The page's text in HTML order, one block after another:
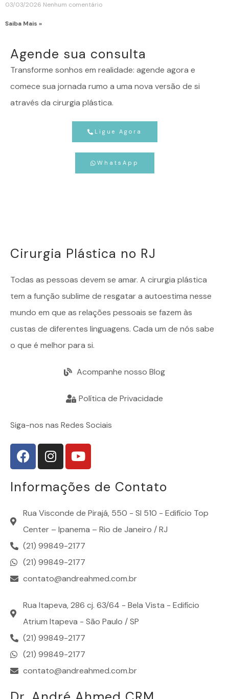
03/03/2026 Nenhum comentário
Saiba Mais »
Agende sua consulta
Transforme sonhos em realidade: agende agora e
comece sua jornada rumo a uma nova versão de si
através da cirurgia plástica.
Ligue Agora
WhatsApp
Cirurgia Plástica no RJ
Todas as pessoas devem se amar. A cirurgia plástica
tem a função sublime de resgatar a autoestima nesse
mundo em que as relações pessoais se fazem às
custas de diferentes linguagens. Cada um de nós sabe
o que é melhor para si.
Acompanhe nosso Blog
Política de Privacidade
Siga-nos nas Redes Sociais
Informações de Contato
Rua Visconde de Pirajá, 550 - Sl 510 - Edifício Top
Center – Ipanema – Rio de Janeiro / RJ
(21) 99849-2177
(21) 99849-2177
contato@andreahmed.com.br
Rua Itapeva, 286 cj. 63/64 - Bela Vista - Edifício
Atrium Itapeva - São Paulo / SP
(21) 99849-2177
(21) 99849-2177
contato@andreahmed.com.br